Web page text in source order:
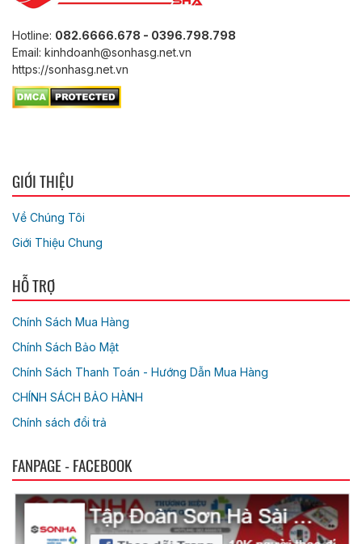
Hotline: 082.6666.678 - 0396.798.798
Email: kinhdoanh@sonhasg.net.vn
https://sonhasg.net.vn
GIỚI THIỆU
Về Chúng Tôi
Giới Thiệu Chung
HỖ TRỢ
Chính Sách Mua Hàng
Chính Sách Bảo Mật
Chính Sách Thanh Toán - Hướng Dẫn Mua Hàng
CHÍNH SÁCH BẢO HÀNH
Chính sách đổi trả
FANPAGE - FACEBOOK